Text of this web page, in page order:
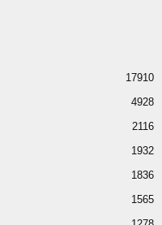
17910
4928
2116
1932
1836
1565